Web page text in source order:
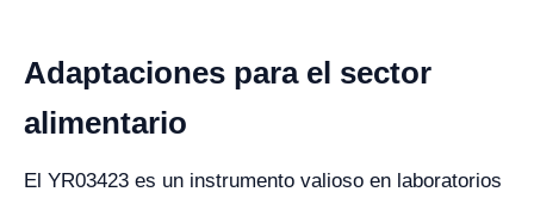
Adaptaciones para el sector
alimentario
El YR03423 es un instrumento valioso en laboratorios